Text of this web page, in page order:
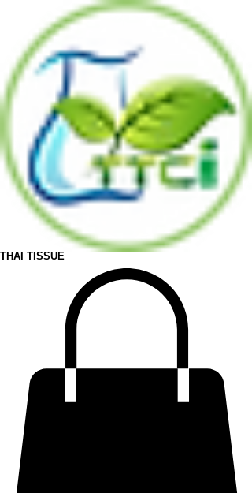
THAI TISSUE